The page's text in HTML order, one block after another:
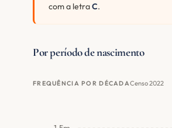
com a letraC.
Por período de nascimento
FREQUÊNCIA POR DÉCADACenso 2022